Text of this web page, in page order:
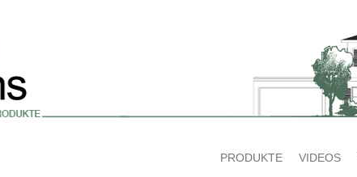
PRODUKTE VIDEOS